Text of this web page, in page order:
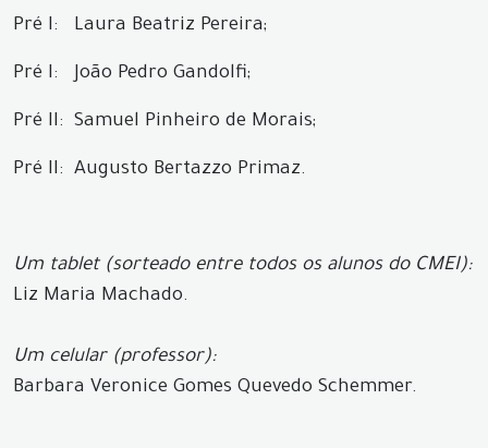
Pré I: Laura Beatriz Pereira;
Pré I: João Pedro Gandolfi;
Pré II: Samuel Pinheiro de Morais;
Pré II: Augusto Bertazzo Primaz.
Um tablet (sorteado entre todos os alunos do CMEI):
Liz Maria Machado.
Um celular (professor):
Barbara Veronice Gomes Quevedo Schemmer.